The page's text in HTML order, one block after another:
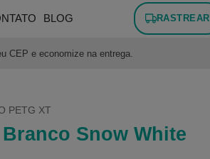
BLOG RASTREAR
CEP e economize na entrega.
PETG XT
Snow White